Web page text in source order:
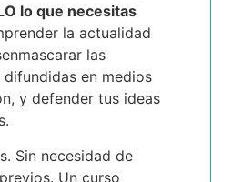
lo que necesitas
la actualidad
las
difundidas en medios
y defender tus ideas
Sin necesidad de
Un curso